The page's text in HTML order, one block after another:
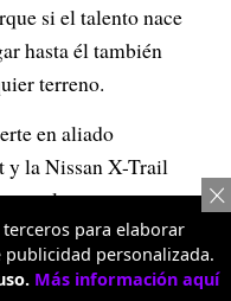
si el talento nace
hasta él también
terreno.
en aliado
y la Nissan X-Trail
logra moverse
al fútbol
y lleno de carácter.
para elaborar
personalizada.
Más información aquí